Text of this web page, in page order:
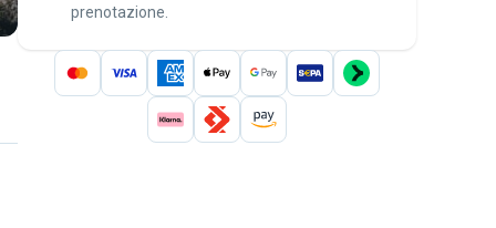
prenotazione.